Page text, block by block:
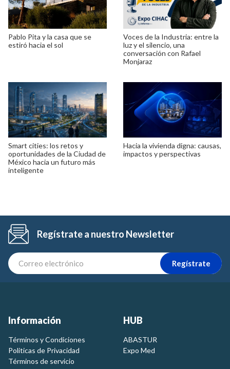
Pablo Pita y la casa que se
estiró hacia el sol
Voces de la Industria: entre la
luz y el silencio, una
conversación con Rafael
Monjaraz
Smart cities: los retos y
oportunidades de la Ciudad de
México hacia un futuro más
inteligente
Hacia la vivienda digna: causas,
impactos y perspectivas
Regístrate a nuestro Newsletter
Regístrate
Información
Términos y Condiciones
Politicas de Privacidad
Términos de servicio
HUB
ABASTUR
Expo Med